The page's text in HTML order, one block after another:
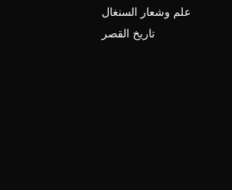
علم وشعار السنغال
تاريخ القصر